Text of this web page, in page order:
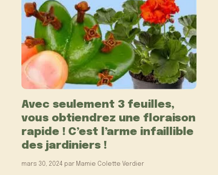
Avec seulement 3 feuilles,
vous obtiendrez une floraison
rapide ! C’est l’arme infaillible
des jardiniers !
mars 30, 2024 par Mamie Colette Verdier